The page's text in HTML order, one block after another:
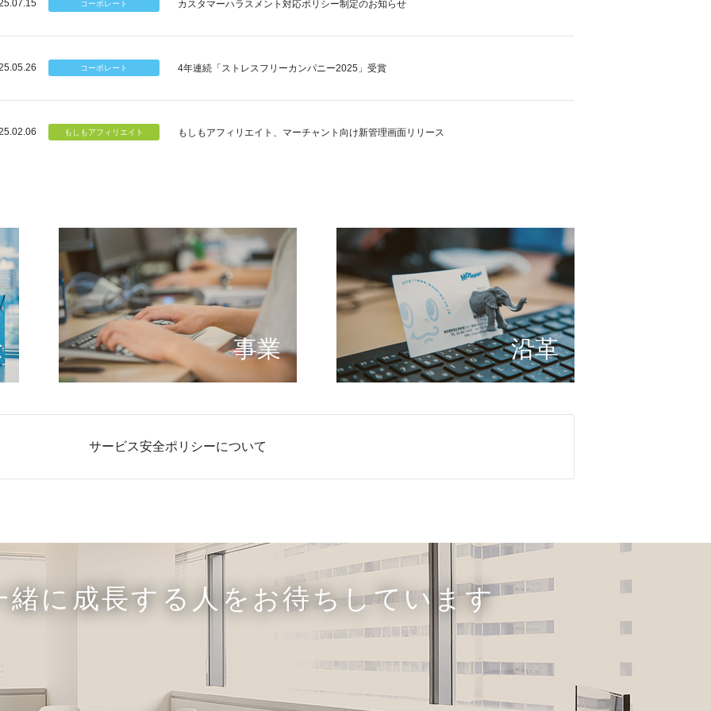
カスタマーハラスメント対応ポリシー制定のお知らせ
4年連続「ストレスフリーカンパニー2025」受賞
もしもアフィリエイト、マーチャント向け新管理画面リリース
個のチカラ
もしもが描く未来の形とは
事業
可能性の実現に向けて
提供するサービスの仕組み
沿革
サービス安全ポリシーについて
緒に成長する人をお待ちしています